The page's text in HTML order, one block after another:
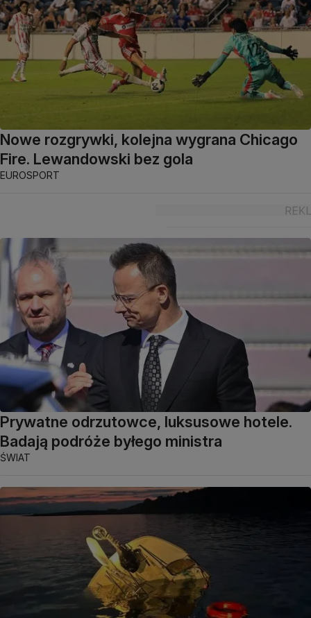
Nowe rozgrywki, kolejna wygrana Chicago
Fire. Lewandowski bez gola
EUROSPORT
Prywatne odrzutowce, luksusowe hotele.
Badają podróże byłego ministra
ŚWIAT